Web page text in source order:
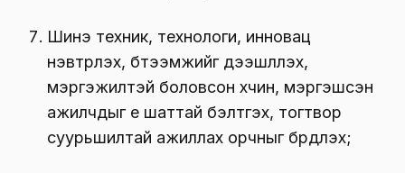
Шинэ техник, технологи, инновац
нэвтрүүлэх, бүтээмжийг дээшлүүлэх,
мэргэжилтэй боловсон хүчин, мэргэшсэн
ажилчдыг үе шаттай бэлтгэх, тогтвор
суурьшилтай ажиллах орчныг бүрдүүлэх;